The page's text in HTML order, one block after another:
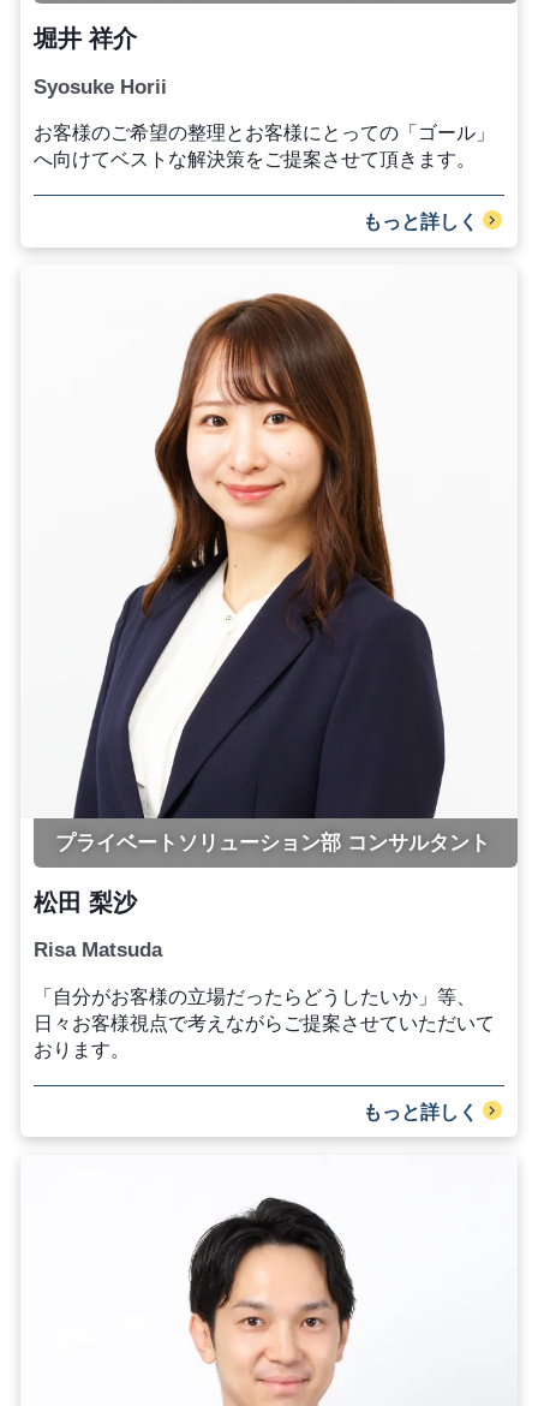
堀井 祥介
Syosuke Horii
お客様のご希望の整理とお客様にとっての「ゴール」
へ向けてベストな解決策をご提案させて頂きます。
もっと詳しく
プライベートソリューション部 コンサルタント
松田 梨沙
Risa Matsuda
「自分がお客様の立場だったらどうしたいか」等、
日々お客様視点で考えながらご提案させていただいて
おります。
もっと詳しく